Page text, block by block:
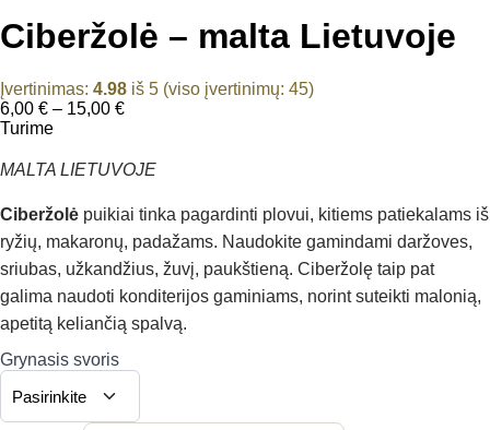
Ciberžolė – malta Lietuvoje
Įvertinimas: 4.98 iš 5 (viso įvertinimų: 45)
6,00 € – 15,00 €Price
through
Turime
MALTA LIETUVOJE
Ciberžolė puikiai tinka pagardinti plovui, kitiems patiekalams iš
ryžių, makaronų, padažams. Naudokite gamindami daržoves,
sriubas, užkandžius, žuvį, paukštieną. Ciberžolę taip pat
galima naudoti konditerijos gaminiams, norint suteikti malonią,
apetitą keliančią spalvą.
Grynasis svoris